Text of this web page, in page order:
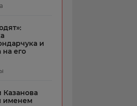
и
его
Казанова
именем